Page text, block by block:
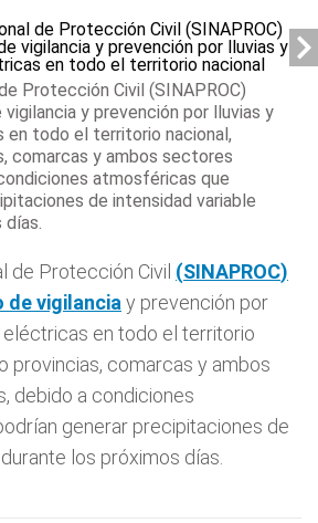
Protección Civil (SINAPROC)
vigilancia y prevención por lluvias y
todo el territorio nacional,
comarcas y ambos sectores
atmosféricas que
de intensidad variable
días.
de Protección Civil (SINAPROC)
de vigilancia y prevención por
eléctricas en todo el territorio
provincias, comarcas y ambos
debido a condiciones
generar precipitaciones de
los próximos días.